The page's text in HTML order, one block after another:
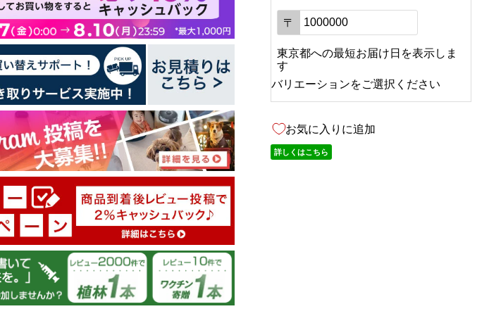
レビュー数 2 件
1
1
0
0
レビューを書く
07/31/2026
〒
東京都への最短お届け日を表示しま
す
バリエーションをご選択ください
お気に入りに追加
詳しくはこちら